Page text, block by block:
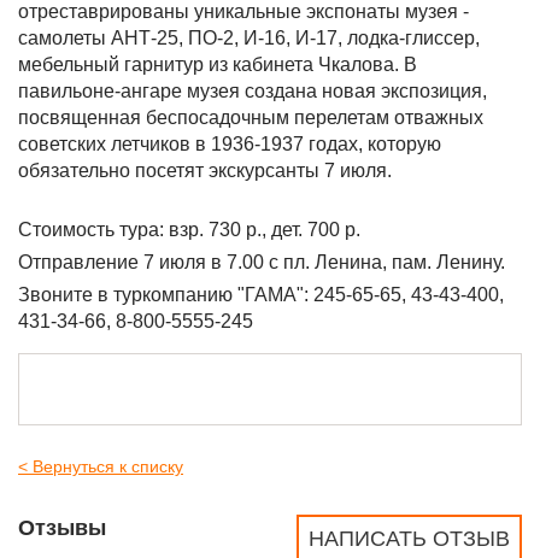
отреставрированы уникальные экспонаты музея -
самолеты АНТ-25, ПО-2, И-16, И-17, лодка-глиссер,
мебельный гарнитур из кабинета Чкалова. В
павильоне-ангаре музея создана новая экспозиция,
посвященная беспосадочным перелетам отважных
советских летчиков в 1936-1937 годах, которую
обязательно посетят экскурсанты 7 июля.
Стоимость тура: взр. 730 р., дет. 700 р.
Отправление 7 июля в 7.00 с пл. Ленина, пам. Ленину.
Звоните в туркомпанию "ГАМА": 245-65-65, 43-43-400,
431-34-66, 8-800-5555-245
< Вернуться к списку
НАПИСАТЬ ОТЗЫВ
Отзывы